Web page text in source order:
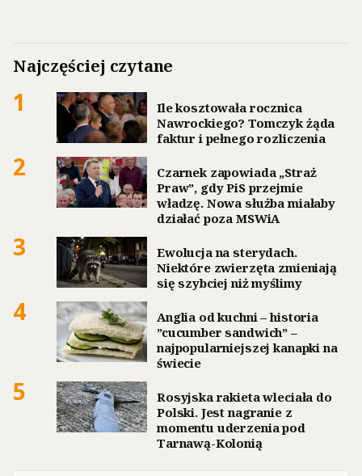
Najczęściej czytane
1
Ile kosztowała rocznica
Nawrockiego? Tomczyk żąda
faktur i pełnego rozliczenia
2
Czarnek zapowiada „Straż
Praw”, gdy PiS przejmie
władzę. Nowa służba miałaby
działać poza MSWiA
3
Ewolucja na sterydach.
Niektóre zwierzęta zmieniają
się szybciej niż myślimy
4
Anglia od kuchni – historia
”cucumber sandwich” –
najpopularniejszej kanapki na
świecie
5
Rosyjska rakieta wleciała do
Polski. Jest nagranie z
momentu uderzenia pod
Tarnawą-Kolonią